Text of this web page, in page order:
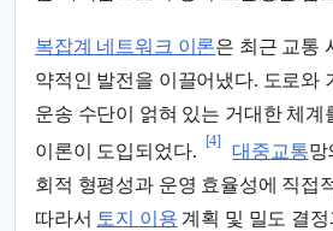
복잡계 네트워크 이론은 최근 교통
약적인 발전을 이끌어냈다. 도로와
운송 수단이 얽혀 있는 거대한 체계
이론이 도입되었다.
[4]
대중교통망
회적 형평성과 운영 효율성에 직접
따라서 토지 이용 계획 및 밀도 결